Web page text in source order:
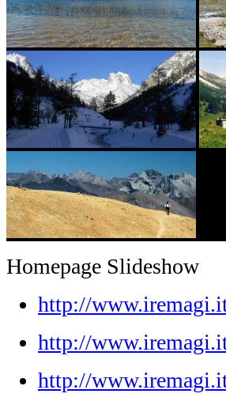
Homepage Slideshow
http://
http://
http://